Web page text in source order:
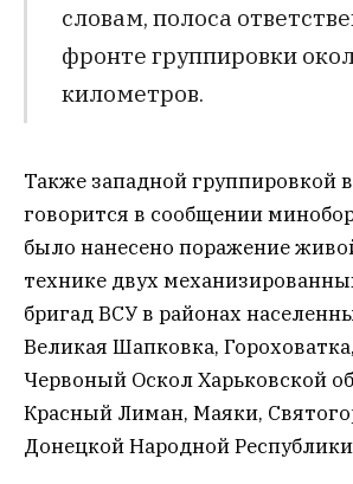
словам, полоса
фронте группировки
километров.
Также западной группировкой
говорится в сообщении
было нанесено поражение
технике двух
бригад ВСУ в районах
Великая Шапковка,
Червоный Оскол Харьковской
Красный Лиман, Маяки,
Донецкой Народной